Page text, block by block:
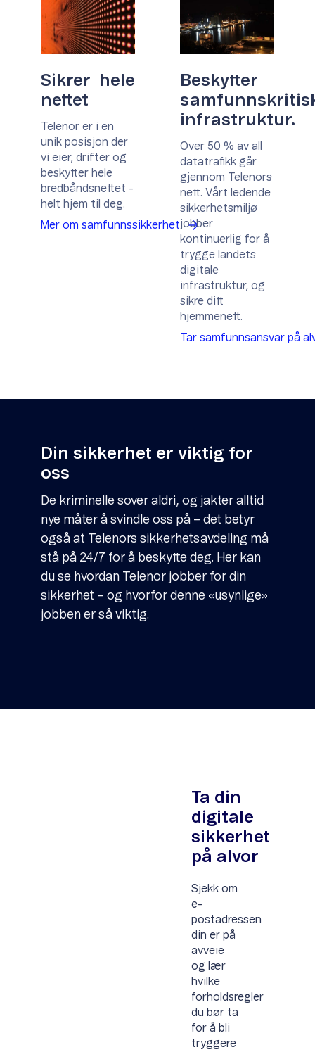
Sikrer hele
nettet
Telenor er i en
unik posisjon der
vi eier, drifter og
beskytter hele
bredbåndsnettet -
helt hjem til deg.
Mer om samfunnssikkerhet
Beskytter
infrastruktur.
Over 50 % av all
datatrafikk går
gjennom Telenors
nett. Vårt ledende
sikkerhetsmiljø
jobber
kontinuerlig for å
trygge landets
digitale
infrastruktur, og
sikre ditt
hjemmenett.
Tar samfunnsansvar på
Din sikkerhet er viktig for
oss
De kriminelle sover aldri, og jakter alltid
nye måter å svindle oss på – det betyr
også at Telenors sikkerhetsavdeling må
stå på 24/7 for å beskytte deg. Her kan
du se hvordan Telenor jobber for din
sikkerhet – og hvorfor denne «usynlige»
jobben er så viktig.
Ta din
digitale
sikkerhet
på alvor
Sjekk om
e-
postadressen
din er på
avveie
og lær
hvilke
forholdsregler
du bør ta
for å bli
tryggere